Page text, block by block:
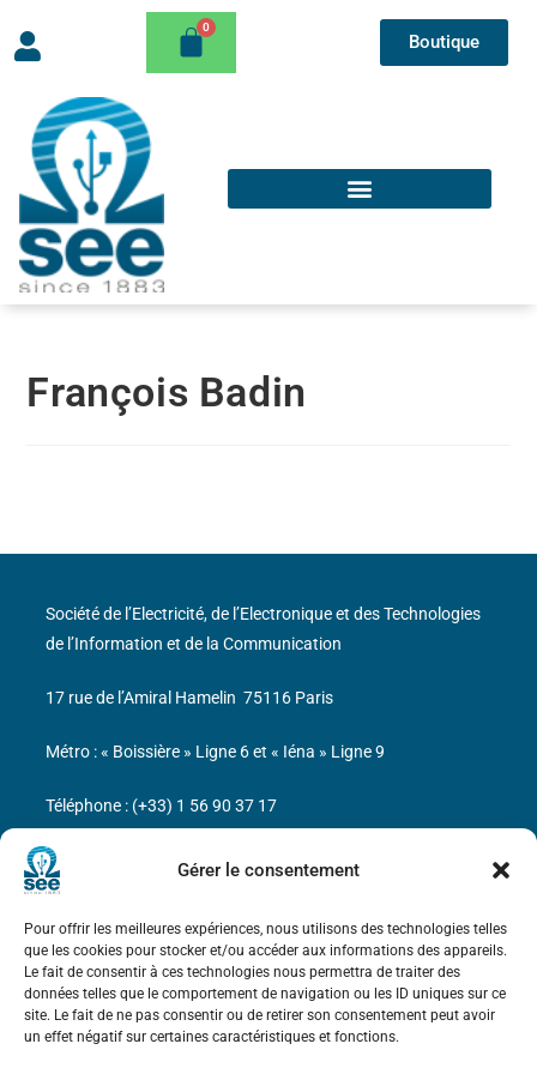
Gérer le consentement
Pour offrir les meilleures expériences, nous utilisons des technologies telles
que les cookies pour stocker et/ou accéder aux informations des appareils.
Le fait de consentir à ces technologies nous permettra de traiter des
données telles que le comportement de navigation ou les ID uniques sur ce
site. Le fait de ne pas consentir ou de retirer son consentement peut avoir
un effet négatif sur certaines caractéristiques et fonctions.
Boutique
François Badin
Bicentenaire des découvertes d’André-
Marie Ampère
Mentions légales
Société de l’Electricité, de l’Electronique et des Technologies
de l’Information et de la Communication
17 rue de l’Amiral Hamelin 75116 Paris
Métro : « Boissière » Ligne 6 et « Iéna » Ligne 9
Téléphone : (+33) 1 56 90 37 17
N° de SIREN : 785 393 232, Code APE : 9412Z TVA intra-
communautaire : FR44 785 393 232